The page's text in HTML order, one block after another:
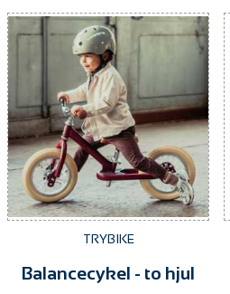
TRYBIKE
Balancecykel - to hjul